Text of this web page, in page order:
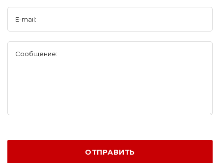
E-mail:
Сообщение:
ОТПРАВИТЬ